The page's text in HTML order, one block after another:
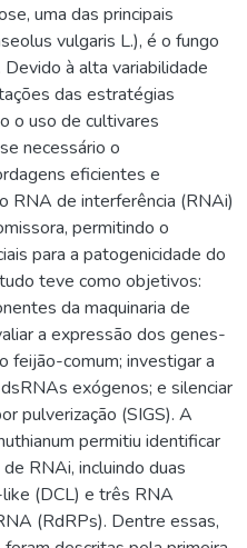
uma das principais
vulgaris L.), é o fungo
à alta variabilidade
das estratégias
o uso de cultivares
necessário o
eficientes e
RNA de interferência (RNAi)
permitindo o
para a patogenicidade do
teve como objetivos:
da maquinaria de
a expressão dos genes-
feijão-comum; investigar a
exógenos; e silenciar
pulverização (SIGS). A
permitiu identificar
RNAi, incluindo duas
(DCL) e três RNA
(RdRPs). Dentre essas,